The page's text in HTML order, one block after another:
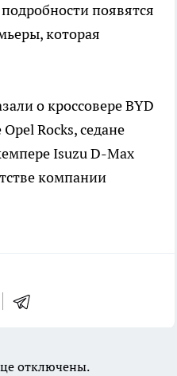
появятся
которая
о кроссовере BYD
Rocks, седане
Isuzu D-Max
компании
отключены.